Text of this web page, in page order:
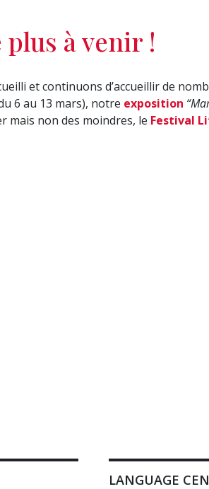
à venir !
et continuons d’accueillir de
6 au 13 mars), notre exposition
mais non des moindres, le Festival
LANGUAGE